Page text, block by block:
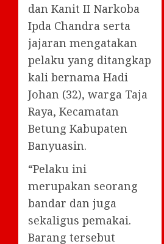
dan Kanit II Narkoba
Ipda Chandra serta
jajaran mengatakan
pelaku yang ditangkap
kali bernama Hadi
Johan (32), warga Taja
Raya, Kecamatan
Betung Kabupaten
Banyuasin.
“Pelaku ini
merupakan seorang
bandar dan juga
sekaligus pemakai.
Barang tersebut